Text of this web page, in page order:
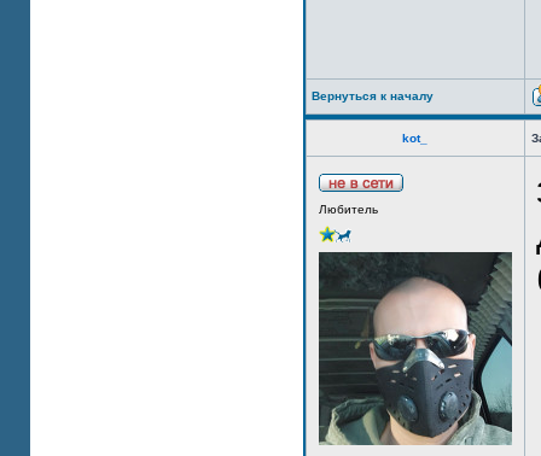
Вернуться к началу
kot_
Любитель